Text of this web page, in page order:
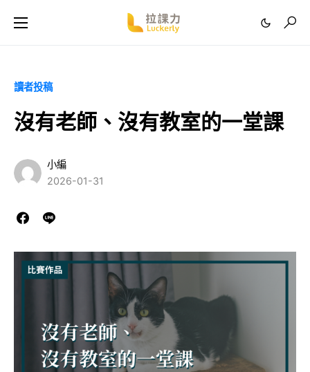
讀者投稿
沒有老師、沒有教室的一堂課
小編
2026-01-31